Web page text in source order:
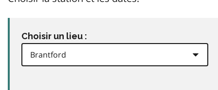
Choisir un lieu :